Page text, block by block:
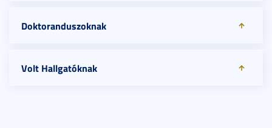
Doktoranduszoknak
Volt Hallgatóknak